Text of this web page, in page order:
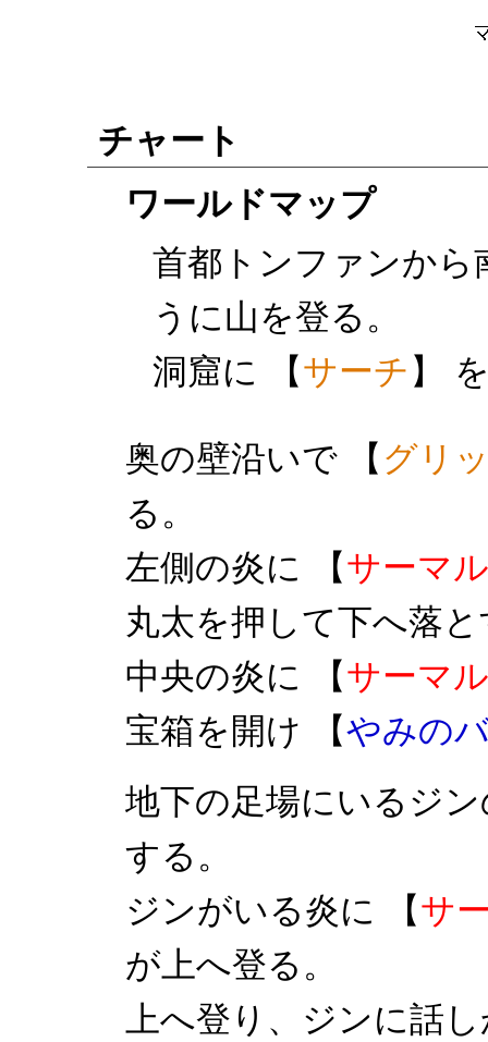
チャート
ワールドマップ
首都トンファンから
うに山を登る。
洞窟に 【サーチ 】
奥の壁沿いで 【 グリ
る。
左側の炎に 【サーマル
丸太を押して下へ落
中央の炎に 【サーマル
宝箱を開け 【やみの
地下の足場にいるジ
する。
ジンがいる炎に 【サ
が上へ登る。
上へ登り、ジンに話